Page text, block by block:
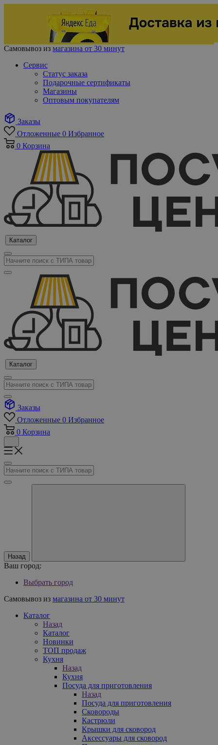
Самовывоз из магазина от 30 минут
Сервис
Статус заказа
Подарочные сертификаты
Магазины
Оптовым покупателям
Заказы
Отложенные 0 Избранное
0 Корзина
Каталог
Каталог
Заказы
Отложенные 0 Избранное
0 Корзина
Назад
Ваш город:
Выбрать город
Самовывоз из магазина от 30 минут
Каталог
Назад
Каталог
Новинки
ТОП продаж
Кухня
Назад
Кухня
Посуда для приготовления
Назад
Посуда для приготовления
Сковороды
Кастрюли
Крышки для сковород
Аксессуары для сковород